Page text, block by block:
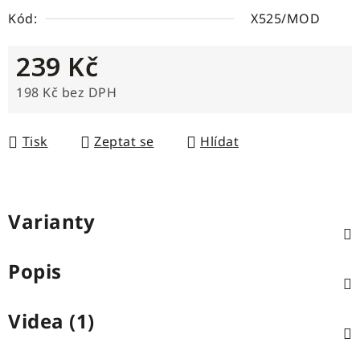
Kód: X525/MOD
239 Kč
198 Kč bez DPH
Tisk
Zeptat se Hlídat
Varianty
Popis
Videa (1)